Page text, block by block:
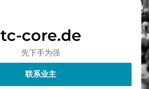
tc-core.de
先下手为强
联系业主